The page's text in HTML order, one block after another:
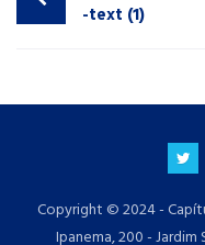
-text (1)
Copyright © 2024 -
Ipanema, 200 - Jardim